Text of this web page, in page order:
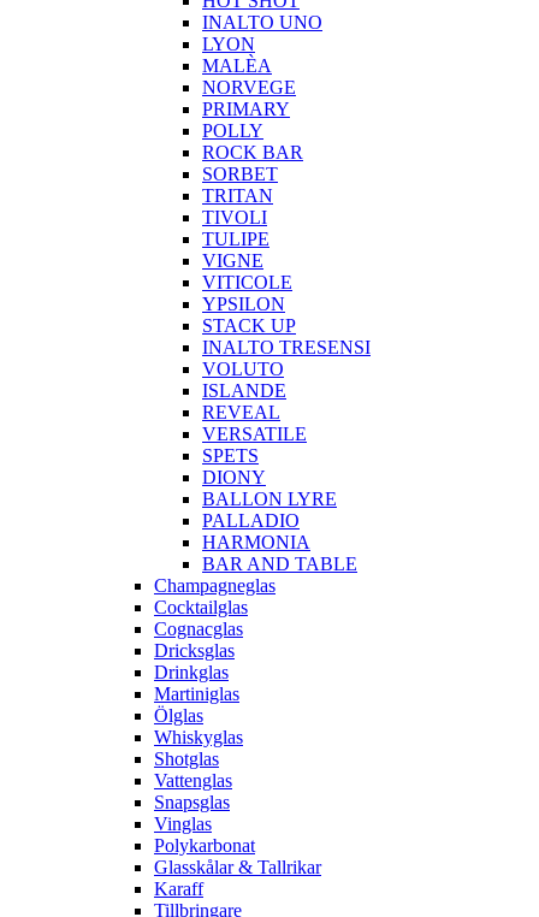
INALTO UNO
LYON
MALÈA
NORVEGE
PRIMARY
POLLY
ROCK BAR
SORBET
TRITAN
TIVOLI
TULIPE
VIGNE
VITICOLE
YPSILON
STACK UP
INALTO TRESENSI
VOLUTO
ISLANDE
REVEAL
VERSATILE
SPETS
DIONY
BALLON LYRE
PALLADIO
HARMONIA
BAR AND TABLE
Champagneglas
Cocktailglas
Cognacglas
Dricksglas
Drinkglas
Martiniglas
Ölglas
Whiskyglas
Shotglas
Vattenglas
Snapsglas
Vinglas
Polykarbonat
Glasskålar & Tallrikar
Karaff
Tillbringare